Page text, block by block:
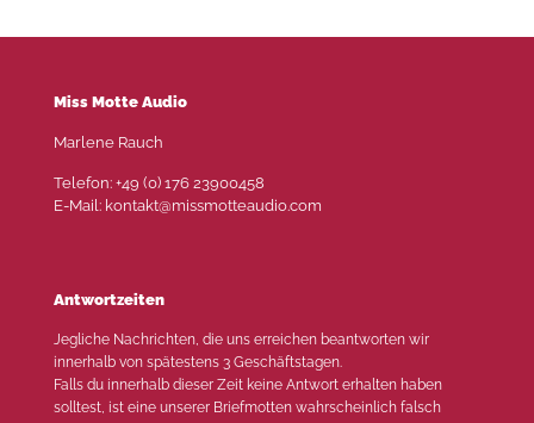
Miss Motte Audio
Marlene Rauch
Telefon: +49 (0) 176 23900458
E-Mail: kontakt@missmotteaudio.com
Antwortzeiten
Jegliche Nachrichten, die uns erreichen beantworten wir
innerhalb von spätestens 3 Geschäftstagen.
Falls du innerhalb dieser Zeit keine Antwort erhalten haben
solltest, ist eine unserer Briefmotten wahrscheinlich falsch